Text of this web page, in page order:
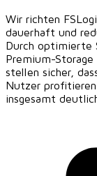
Wir richten
dauerhaft und
Durch optimierte
Premium-
stellen sicher,
Nutzer profitieren
insgesamt